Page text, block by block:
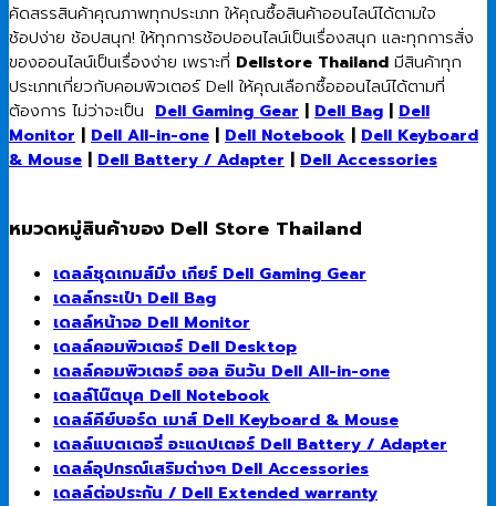
คัดสรรสินค้าคุณภาพทุกประเภท ให้คุณซื้อสินค้าออนไลน์ได้ตามใจ
ช้อปง่าย ช้อปสนุก! ให้ทุกการช้อปออนไลน์เป็นเรื่องสนุก และทุกการสั่ง
ของออนไลน์เป็นเรื่องง่าย เพราะที่ Dellstore Thailand มีสินค้าทุก
ประเภทเกี่ยวกับคอมพิวเตอร์ Dell ให้คุณเลือกซื้อออนไลน์ได้ตามที่
ต้องการ ไม่ว่าจะเป็น Dell Gaming Gear | Dell Bag | Dell
Monitor | Dell All-in-one | Dell Notebook | Dell Keyboard
& Mouse | Dell Battery / Adapter | Dell Accessories
หมวดหมู่สินค้าของ Dell Store Thailand
เดลล์ชุดเกมส์มิ่ง เกียร์ Dell Gaming Gear
เดลล์กระเป๋า Dell Bag
เดลล์หน้าจอ Dell Monitor
เดลล์คอมพิวเตอร์ Dell Desktop
เดลล์คอมพิวเตอร์ ออล อินวัน Dell All-in-one
เดลล์โน๊ตบุค Dell Notebook
เดลล์คีย์บอร์ด เมาส์ Dell Keyboard & Mouse
เดลล์แบตเตอรี่ อะแดปเตอร์ Dell Battery / Adapter
เดลล์อุปกรณ์เสริมต่างๆ Dell Accessories
เดลล์ต่อประกัน / Dell Extended warranty